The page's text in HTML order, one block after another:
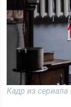
Кадр из сериала